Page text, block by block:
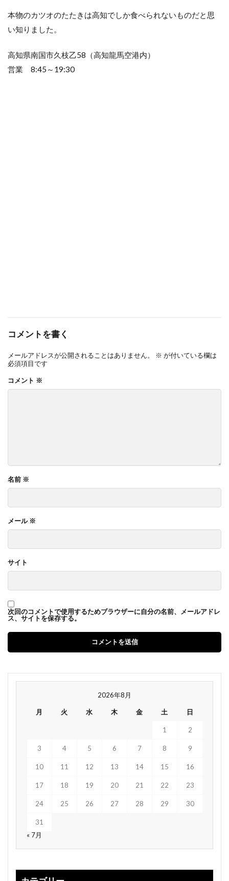
本物のカツオのたたきは高知でしか食べられないものだと思
い知りました。
高知県南国市久枝乙58（高知龍馬空港内）
営業 8:45～19:30
コメントを書く
メールアドレスが公開されることはありません。 ※ が付いている欄は
必須項目です
コメント ※
名前 ※
メール ※
サイト
次回のコメントで使用するためブラウザーに自分の名前、メールアドレ
ス、サイトを保存する。
2026年8月
月 火 水 木 金 土 日
1 2
3 4 5 6 7 8 9
10 11 12 13 14 15 16
17 18 19 20 21 22 23
24 25 26 27 28 29 30
31
« 7月